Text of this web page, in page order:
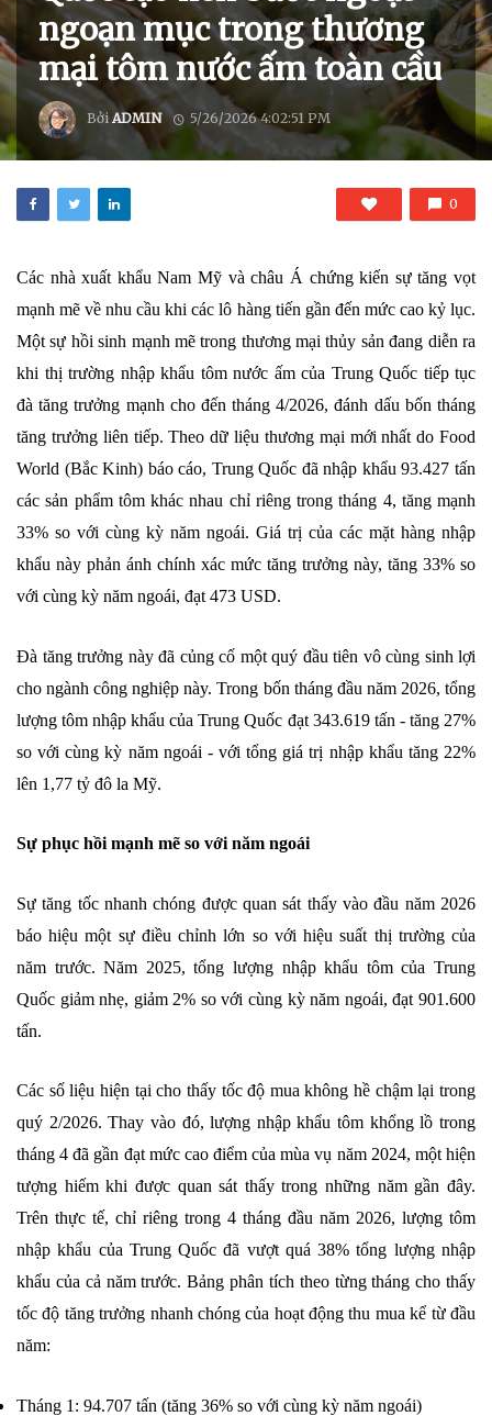
ngoạn mục trong thương
mại tôm nước ấm toàn cầu
BởiADMIN 5/26/2026 4:02:51 PM
0
Các nhà xuất khẩu Nam Mỹ và châu Á chứng kiến ​​sự tăng vọt
mạnh mẽ về nhu cầu khi các lô hàng tiến gần đến mức cao kỷ lục.
Một sự hồi sinh mạnh mẽ trong thương mại thủy sản đang diễn ra
khi thị trường nhập khẩu tôm nước ấm của Trung Quốc tiếp tục
đà tăng trưởng mạnh cho đến tháng 4/2026, đánh dấu bốn tháng
tăng trưởng liên tiếp. Theo dữ liệu thương mại mới nhất do Food
World (Bắc Kinh) báo cáo, Trung Quốc đã nhập khẩu 93.427 tấn
các sản phẩm tôm khác nhau chỉ riêng trong tháng 4, tăng mạnh
33% so với cùng kỳ năm ngoái. Giá trị của các mặt hàng nhập
khẩu này phản ánh chính xác mức tăng trưởng này, tăng 33% so
với cùng kỳ năm ngoái, đạt 473 USD.
Đà tăng trưởng này đã củng cố một quý đầu tiên vô cùng sinh lợi
cho ngành công nghiệp này. Trong bốn tháng đầu năm 2026, tổng
lượng tôm nhập khẩu của Trung Quốc đạt 343.619 tấn - tăng 27%
so với cùng kỳ năm ngoái - với tổng giá trị nhập khẩu tăng 22%
lên 1,77 tỷ đô la Mỹ.
Sự phục hồi mạnh mẽ so với năm ngoái
Sự tăng tốc nhanh chóng được quan sát thấy vào đầu năm 2026
báo hiệu một sự điều chỉnh lớn so với hiệu suất thị trường của
năm trước. Năm 2025, tổng lượng nhập khẩu tôm của Trung
Quốc giảm nhẹ, giảm 2% so với cùng kỳ năm ngoái, đạt 901.600
tấn.
Các số liệu hiện tại cho thấy tốc độ mua không hề chậm lại trong
quý 2/2026. Thay vào đó, lượng nhập khẩu tôm khổng lồ trong
tháng 4 đã gần đạt mức cao điểm của mùa vụ năm 2024, một hiện
tượng hiếm khi được quan sát thấy trong những năm gần đây.
Trên thực tế, chỉ riêng trong 4 tháng đầu năm 2026, lượng tôm
nhập khẩu của Trung Quốc đã vượt quá 38% tổng lượng nhập
khẩu của cả năm trước. Bảng phân tích theo từng tháng cho thấy
tốc độ tăng trưởng nhanh chóng của hoạt động thu mua kể từ đầu
năm:
Tháng 1: 94.707 tấn (tăng 36% so với cùng kỳ năm ngoái)